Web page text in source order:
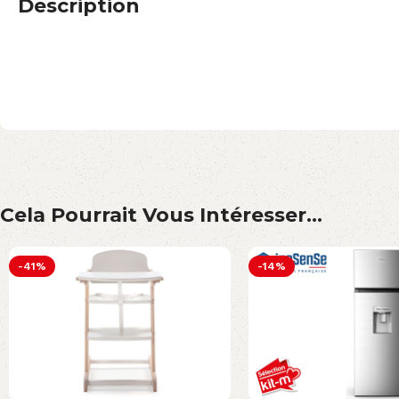
Description
Cela Pourrait Vous Intéresser...
-41% -14%